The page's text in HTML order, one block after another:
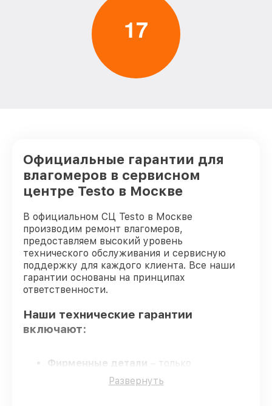
17
Официальные гарантии для
влагомеров в сервисном
центре Testo в Москве
В официальном СЦ Testo в Москве
производим ремонт влагомеров,
предоставляем высокий уровень
технического обслуживания и сервисную
поддержку для каждого клиента. Все наши
гарантии основаны на принципах
ответственности.
Наши технические гарантии
включают:
Фирменные детали – только
фирменные комплектующие для
восстановления влагомеров.
Развернуть